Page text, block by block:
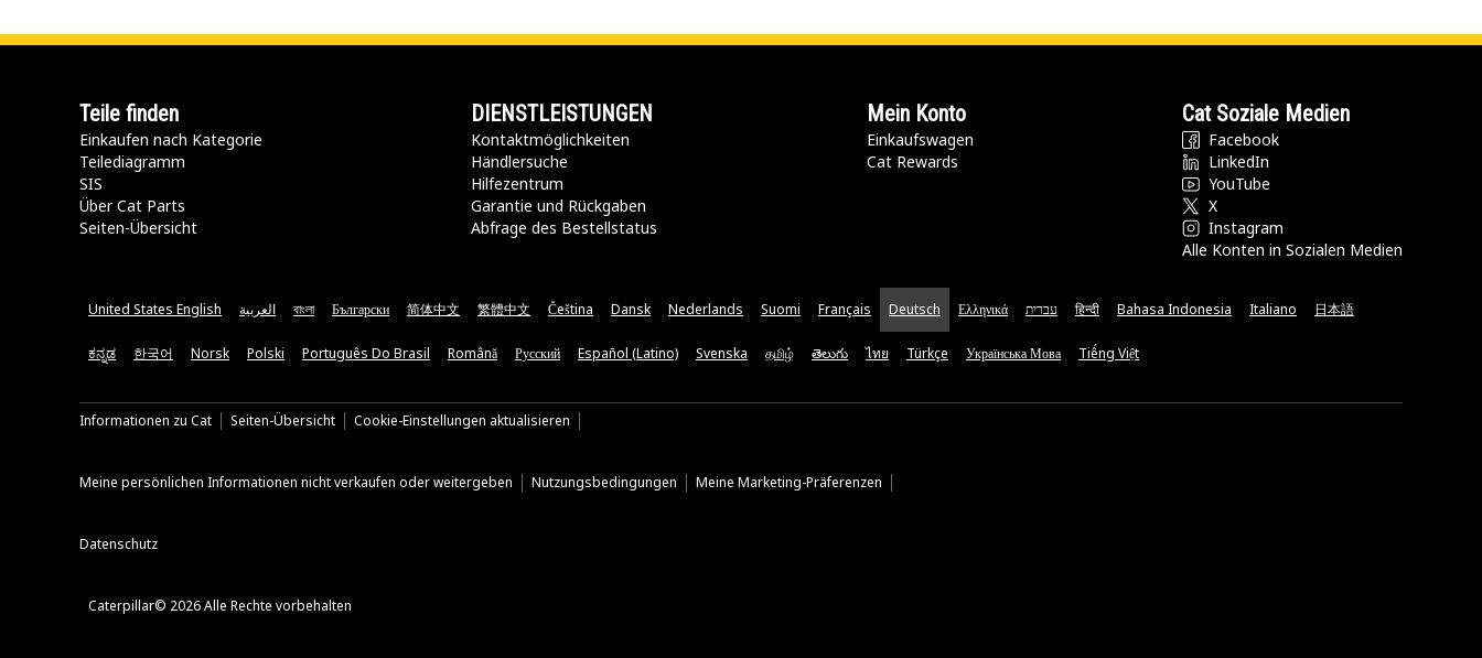
Teile finden
Einkaufen nach Kategorie
Teilediagramm
SIS
Über Cat Parts
Seiten-Übersicht
DIENSTLEISTUNGEN
Kontaktmöglichkeiten​
Händlersuche
Hilfezentrum
Garantie und Rückgaben
Abfrage des Bestellstatus
Mein Konto
Einkaufswagen
Cat Rewards
Cat Soziale Medien
Facebook
LinkedIn
YouTube
X
Instagram
Alle Konten in Sozialen Medien
United States English العربية বাংলা Български 简体中文 繁體中文 Čeština Dansk Nederlands Suomi Français Deutsch Ελληνικά עברית हिन्दी Bahasa Indonesia Italiano 日本語
ಕನ್ನಡ 한국어 Norsk Polski Português Do Brasil Română Русский Español (Latino) Svenska தமிழ் తెలుగు ไทย Türkçe Українська Мова Tiếng Việt
Informationen zu Cat Seiten-Übersicht Cookie-Einstellungen aktualisieren
Meine persönlichen Informationen nicht verkaufen oder weitergeben Nutzungsbedingungen Meine Marketing-Präferenzen
Datenschutz
Caterpillar© 2026 Alle Rechte vorbehalten